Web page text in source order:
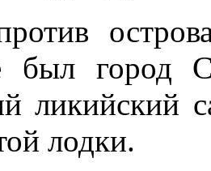
был город
ликийский
лодки.